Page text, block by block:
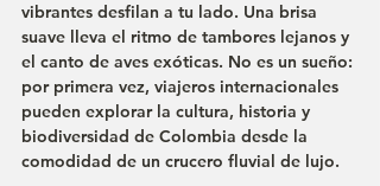
vibrantes desfilan a tu lado. Una brisa
suave lleva el ritmo de tambores lejanos y
el canto de aves exóticas. No es un sueño:
por primera vez, viajeros internacionales
pueden explorar la cultura, historia y
biodiversidad de Colombia desde la
comodidad de un crucero fluvial de lujo.